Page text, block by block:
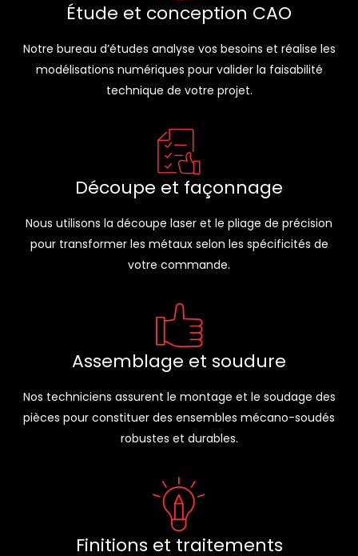
Étude et conception CAO
Notre bureau d’études analyse vos besoins et réalise les
modélisations numériques pour valider la faisabilité
technique de votre projet.
Découpe et façonnage
Nous utilisons la découpe laser et le pliage de précision
pour transformer les métaux selon les spécificités de
votre commande.
Assemblage et soudure
Nos techniciens assurent le montage et le soudage des
pièces pour constituer des ensembles mécano-soudés
robustes et durables.
Finitions et traitements